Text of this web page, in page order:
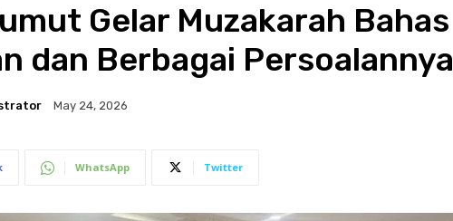
Gelar Muzakarah Bahas
dan Berbagai Persoalannya
May 24, 2026
WhatsApp Twitter